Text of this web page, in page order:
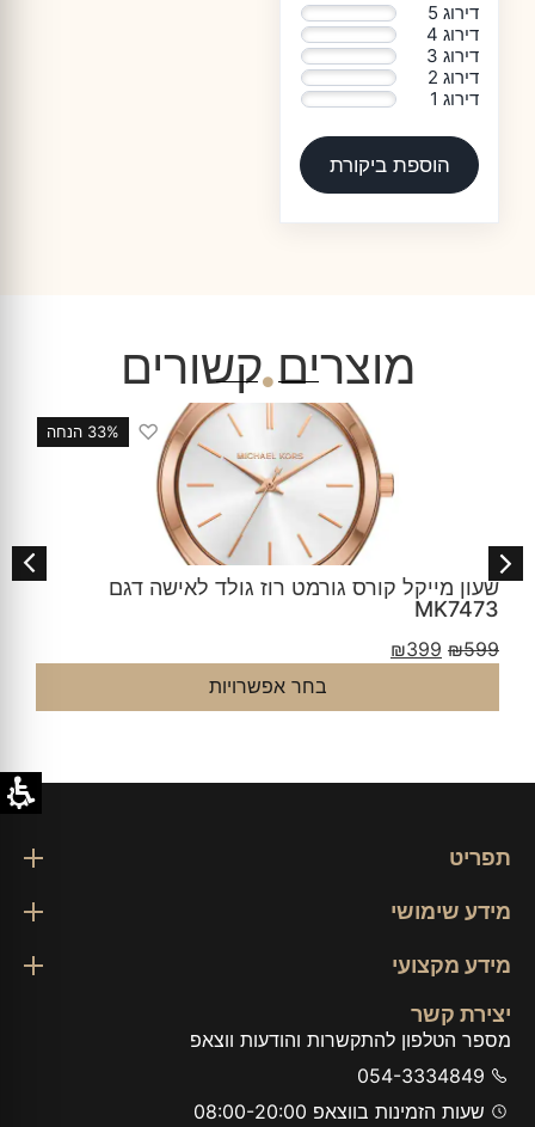
דירוג 5
דירוג 4
דירוג 3
דירוג 2
דירוג 1
הוספת ביקורת
מוצרים קשורים
לאישה דגם
שעון מייקל קורס לאישה זהב
תפריט
מידע שימושי
מידע מקצועי
יצירת קשר
מספר הטלפון להתקשרות והודעות ווצאפ
054-3334849
שעות הזמינות בווצאפ 08:00-20:00